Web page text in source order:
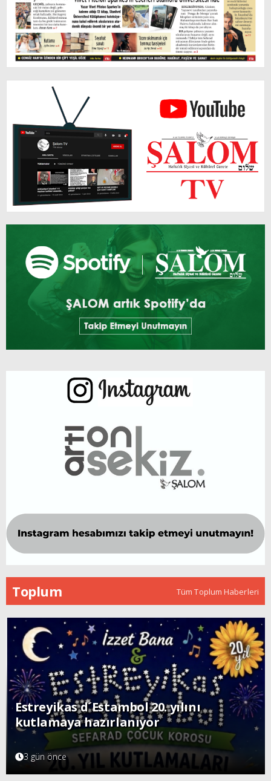
Toplum Tüm Toplum Haberleri
Estreyikas d´Estambol 20. yılını
kutlamaya hazırlanıyor
3 gün önce